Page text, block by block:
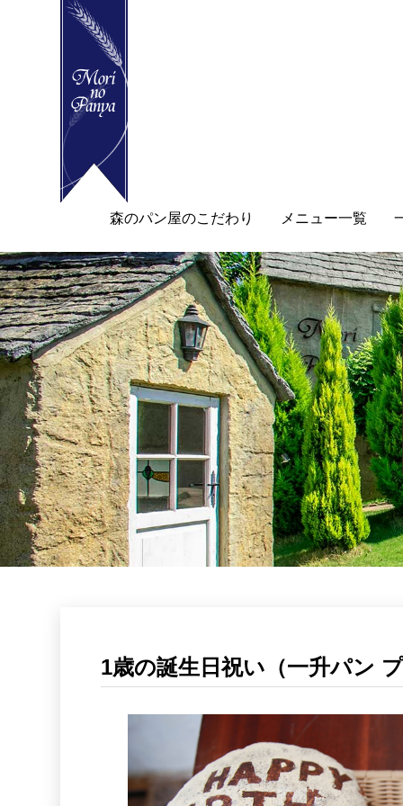
森のパン屋のこだわり メニュー一覧
1歳の誕生日祝い（一升パン